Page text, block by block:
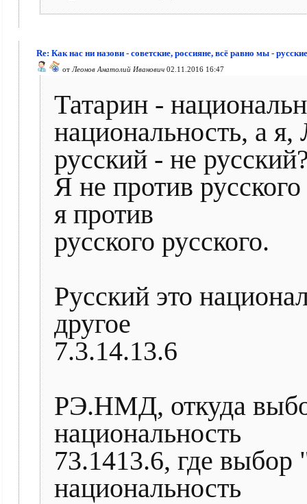
Re: Как нас ни назови - советские, россияне, всё равно мы - русские
от Леонов Анатолий Иванович 02.11.2016 16:47
Татарин -
национальность, а я,
русский - не
Я не против
я против
русского русского.
Русский это
другое
7.3.14.13.6
РЭ.НМД, откуда
национальность
73.1413.6, где выбор
национальность